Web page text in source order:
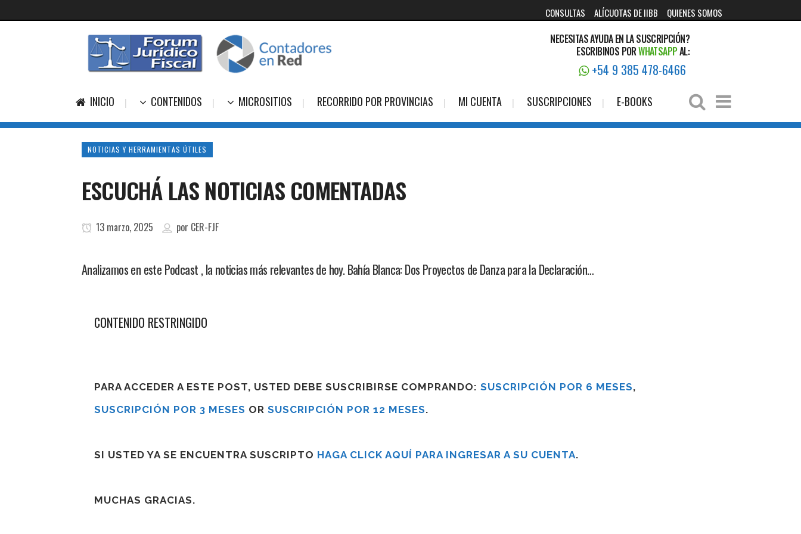
CONSULTAS ALÍCUOTAS DE IIBB QUIENES SOMOS
NECESITAS AYUDA EN LA SUSCRIPCIÓN?
ESCRIBINOS PORWHATSAPPAL:
+54 9 385 478-6466
INICIO CONTENIDOS MICROSITIOS RECORRIDO POR PROVINCIAS MI CUENTA SUSCRIPCIONES E-BOOKS
NOTICIAS Y HERRAMIENTAS ÚTILES
ESCUCHÁ LAS NOTICIAS COMENTADAS
13 marzo, 2025 por CER-FJF
Analizamos en este Podcast , la noticias más relevantes de hoy. Bahía Blanca: Dos Proyectos de Danza para la Declaración…
CONTENIDO RESTRINGIDO
PARA ACCEDER A ESTE POST, USTED DEBE SUSCRIBIRSE COMPRANDO: SUSCRIPCIÓN POR 6 MESES,
SUSCRIPCIÓN POR 3 MESES OR SUSCRIPCIÓN POR 12 MESES.
SI USTED YA SE ENCUENTRA SUSCRIPTO HAGA CLICK AQUÍ PARA INGRESAR A SU CUENTA.
MUCHAS GRACIAS.